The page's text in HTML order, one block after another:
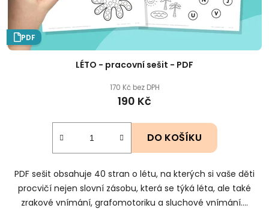
PDF
LÉTO - pracovní sešit - PDF
170 Kč bez DPH
190 Kč
DO KOŠÍKU
PDF sešit obsahuje 40 stran o létu, na kterých si vaše děti
procvičí nejen slovní zásobu, která se týká léta, ale také
zrakové vnímání, grafomotoriku a sluchové vnímání....